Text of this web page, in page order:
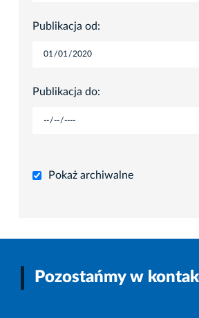
Publikacja od:
Publikacja do:
Pokaż archiwalne
Pozostańmy w